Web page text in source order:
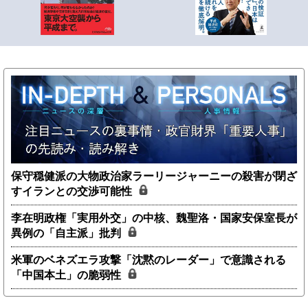
保守穏健派の大物政治家ラーリージャーニーの殺害が閉ざ
すイランとの交渉可能性
李在明政権「実用外交」の中核、魏聖洛・国家安保室長が
異例の「自主派」批判
米軍のベネズエラ攻撃「沈黙のレーダー」で意識される
「中国本土」の脆弱性